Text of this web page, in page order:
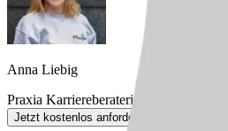
Anna Liebig
Praxia Karriereberaterin
Jetzt kostenlos anfordern